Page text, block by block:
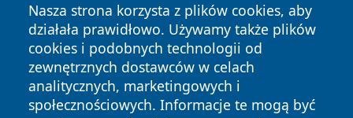
Toruniu - kontakt, badania, opinie
Specjalistyczny Szpital Miejski w Toruniu - kontakt,
oddziały, rejestracja
Parafia Matki Bożej Królowej Polski w Toruniu -
kontakt, historia, odpust
Nasza strona korzysta z plików cookies, aby
działała prawidłowo. Używamy także plików
cookies i podobnych technologii od
zewnętrznych dostawców w celach
analitycznych, marketingowych i
społecznościowych. Informacje te mogą być